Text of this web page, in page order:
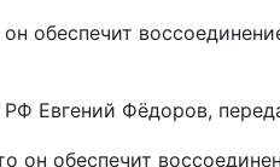
обеспечит
Евгений Фёдоров,